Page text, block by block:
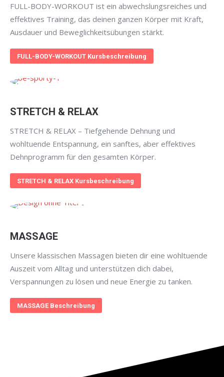
FULL-BODY-WORKOUT ist ein abwechslungsreiches und
effektives Training, das deinen ganzen Körper mit Kraft,
Ausdauer und Beweglichkeitsübungen stärkt.
FULL-BODY-WORKOUT Kursbeschreibung
STRETCH & RELAX
STRETCH & RELAX – Tiefgehende Dehnung und
wohltuende Entspannung, ein sanftes, aber effektives
Dehnprogramm für den gesamten Körper.
STRETCH & RELAX Kursbeschreibung
MASSAGE
Unsere klassischen Massagen bieten dir eine wohltuende
Auszeit vom Alltag und unterstützen dich dabei,
Verspannungen zu lösen und neue Energie zu tanken.
MASSAGE Beschreibung